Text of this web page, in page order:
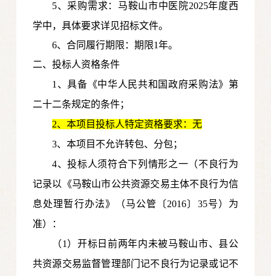
5、采购需求：马鞍山市中医院2025年度西
学中，具体要求详见招标文件。
6、合同履行期限：期限1年。
二、投标人资格条件
1、具备《中华人民共和国政府采购法》第
二十二条规定的条件；
2、本项目投标人特定资格要求：无
3、本项目不允许转包、分包；
4、投标人须符合下列情形之一（不良行为
记录以《马鞍山市公共资源交易主体不良行为信
息处理暂行办法》（马公管〔2016〕35号）为
准）：
（1）开标日前两年内未被马鞍山市、县公
共资源交易监督管理部门记不良行为记录或记不